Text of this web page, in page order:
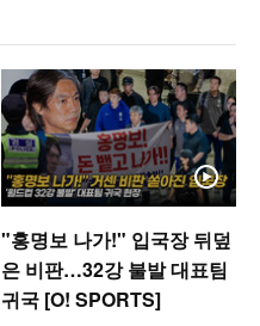
"홍명보 나가!" 입국장 뒤덮
은 비판…32강 불발 대표팀
귀국 [O! SPORTS]